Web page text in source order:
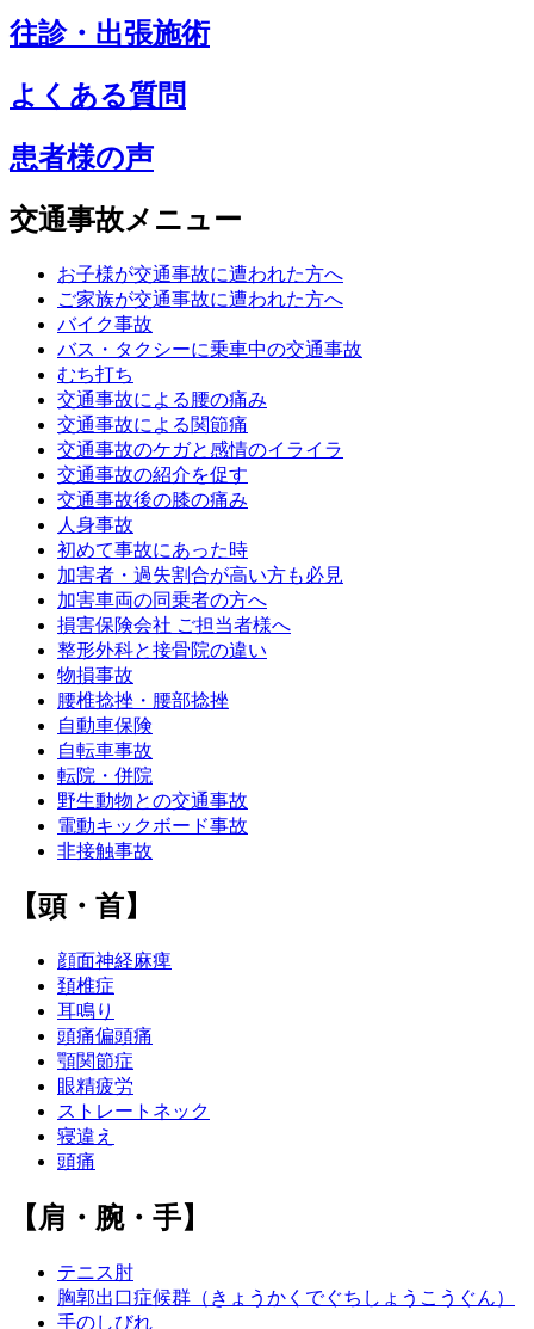
往診・出張施術
よくある質問
患者様の声
交通事故メニュー
お子様が交通事故に遭われた方へ
ご家族が交通事故に遭われた方へ
バイク事故
バス・タクシーに乗車中の交通事故
むち打ち
交通事故による腰の痛み
交通事故による関節痛
交通事故のケガと感情のイライラ
交通事故の紹介を促す
交通事故後の膝の痛み
人身事故
初めて事故にあった時
加害者・過失割合が高い方も必見
加害車両の同乗者の方へ
損害保険会社 ご担当者様へ
整形外科と接骨院の違い
物損事故
腰椎捻挫・腰部捻挫
自動車保険
自転車事故
転院・併院
野生動物との交通事故
電動キックボード事故
非接触事故
【頭・首】
顔面神経麻痺
頚椎症
耳鳴り
頭痛偏頭痛
顎関節症
眼精疲労
ストレートネック
寝違え
頭痛
【肩・腕・手】
テニス肘
胸郭出口症候群（きょうかくでぐちしょうこうぐん）
手のしびれ